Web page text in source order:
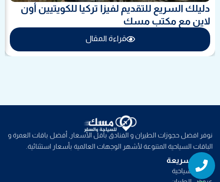
Phone
Whatsapp
دليلك السريع للتقديم لفيزا تركيا للكويتيين أون
لاين مع مكتب مسك
قراءة المقال
نوفر افضل حجوزات الطيران و الفنادق بأقل الأسعار, أفضل باقات العمرة و
الباقات السياحية المتنوعة لأشهر الوجهات العالمية بأسعار استثنائية.
روابط سريعة
خدمات سياحية